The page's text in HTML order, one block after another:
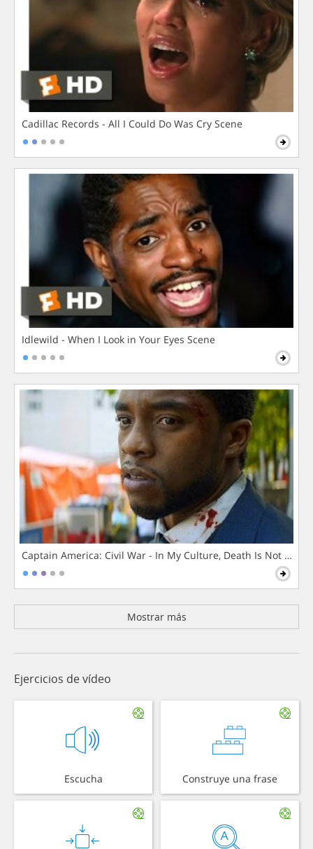
Cadillac Records - All I Could Do Was Cry Scene
Idlewild - When I Look in Your Eyes Scene
Captain America: Civil War - In My Culture, Death Is Not The
Mostrar más
Ejercicios de vídeo
Escucha Construye una frase